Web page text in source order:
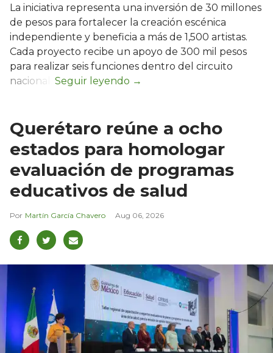
La iniciativa representa una inversión de 30 millones
de pesos para fortalecer la creación escénica
independiente y beneficia a más de 1,500 artistas.
Cada proyecto recibe un apoyo de 300 mil pesos
para realizar seis funciones dentro del circuito
nacional.
Querétaro reúne a ocho
estados para homologar
evaluación de programas
educativos de salud
Martín García Chavero Aug 06, 2026